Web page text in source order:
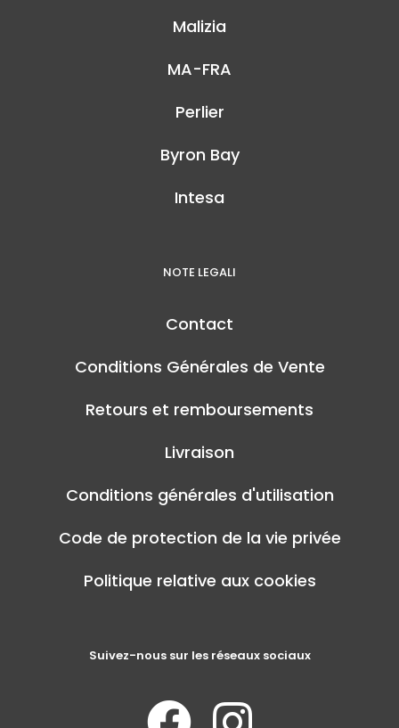
Malizia
MA-FRA
Perlier
Byron Bay
Intesa
NOTE LEGALI
Contact
Conditions Générales de Vente
Retours et remboursements
Livraison
Conditions générales d'utilisation
Code de protection de la vie privée
Politique relative aux cookies
Suivez-nous sur les réseaux sociaux